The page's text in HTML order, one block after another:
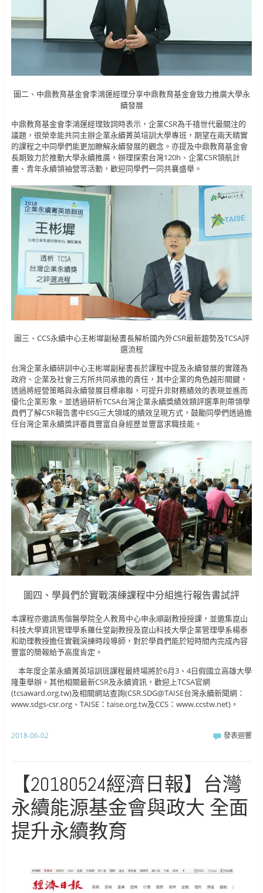
圖二、中鼎教育基金會李鴻運經理分享中鼎教育基金會致力推廣大學永
續發展
中鼎教育基金會李鴻運經理致詞時表示，企業CSR為千禧世代最關注的
議題，很榮幸能共同主辦企業永續菁英培訓大學專班，期望在兩天精實
的課程之中同學們能更加瞭解永續發展的觀念。亦提及中鼎教育基金會
長期致力於推動大學永續推廣，辦理探索台灣120h、企業CSR領航計
畫、青年永續領袖營等活動，歡迎同學們一同共襄盛舉。
圖三、CCS永續中心王彬墀副秘書長解析國內外CSR最新趨勢及TCSA評
選流程
台灣企業永續研訓中心王彬墀副秘書長於課程中提及永續發展的實踐為
政府、企業及社會三方所共同承擔的責任，其中企業的角色越形關鍵，
透過將經營策略與永續發展目標串聯，可提升非財務績效的表現並進而
優化企業形象。並透過研析TCSA台灣企業永續獎績效類評選準則帶領學
員們了解CSR報告書中ESG三大領域的績效呈現方式，鼓勵同學們透過擔
任台灣企業永續獎評審員豐富自身經歷並豐富求職技能。
圖四、學員們於實戰演練課程中分組進行報告書試評
本課程亦邀請馬偕醫學院全人教育中心申永順副教授授課，並邀集崑山
科技大學資訊管理學系羅仕堂副教授及崑山科技大學企業管理學系楊泰
和助理教授擔任實戰演練時段導師，對於學員們能於短時間內完成內容
豐富的簡報給予高度肯定。
本年度企業永續菁英培訓班課程最終場將於6月3、4日假國立高雄大學
隆重舉辦。其他相關最新CSR及永續資訊，歡迎上TCSA官網
(tcsaward.org.tw)及相關網站查詢(CSR.SDG@TAISE台灣永續新聞網：
www.sdgs-csr.org、TAISE：taise.org.tw及CCS：www.ccstw.net)。
2018-06-02 發表迴響
【20180524經濟日報】台灣
永續能源基金會與政大 全面
提升永續教育